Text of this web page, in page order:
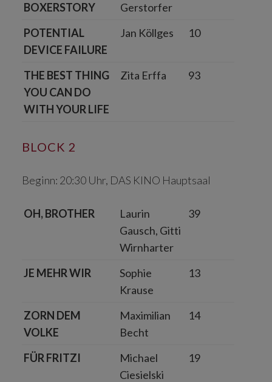
BOXERSTORY
Gerstorfer
POTENTIAL
DEVICE FAILURE
Jan Köllges 10
THE BEST THING
YOU CAN DO
WITH YOUR LIFE
Zita Erffa 93
BLOCK 2
Beginn: 20:30 Uhr, DAS KINO Hauptsaal
OH, BROTHER
Laurin
Gausch, Gitti
Wirnharter
39
JE MEHR WIR
Sophie
Krause
13
ZORN DEM
VOLKE
Maximilian
Becht
14
FÜR FRITZI
Michael
Ciesielski
19